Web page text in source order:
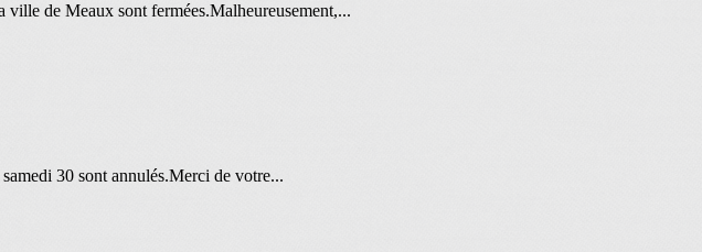
de Meaux sont fermées.Malheureusement,...
30 sont annulés.Merci de votre...